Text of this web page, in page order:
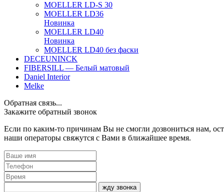
MOELLER LD-S 30
MOELLER LD36
Новинка
MOELLER LD40
Новинка
MOELLER LD40 без фаски
DECEUNINCK
FIBERSILL — Белый матовый
Daniel Interior
Melke
Обратная связь...
Закажите обратный звонок
Если по каким-то причинам Вы не смогли дозвониться нам,
наши операторы свяжутся с Вами в ближайшее время.
жду звонка